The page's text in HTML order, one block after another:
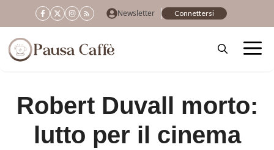
al
contenuto
Newsletter Connettersi
Robert Duvall morto:
lutto per il cinema